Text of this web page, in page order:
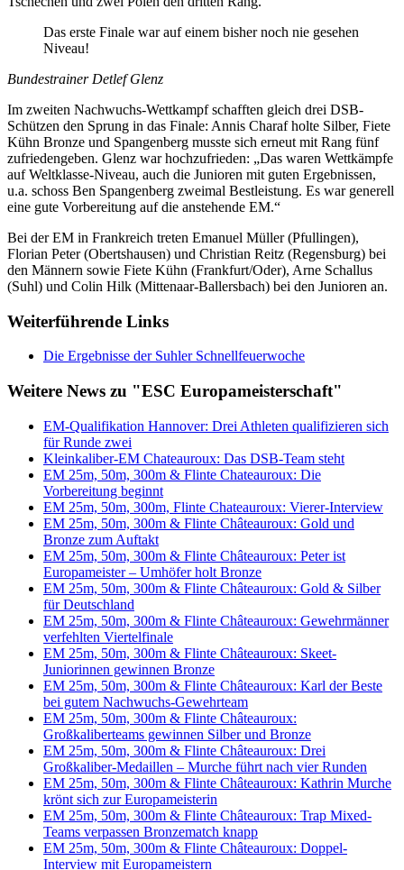
Das erste Finale war auf einem bisher noch nie gesehen
Niveau!
Bundestrainer Detlef Glenz
Im zweiten Nachwuchs-Wettkampf schafften gleich drei DSB-
Schützen den Sprung in das Finale: Annis Charaf holte Silber, Fiete
Kühn Bronze und Spangenberg musste sich erneut mit Rang fünf
zufriedengeben. Glenz war hochzufrieden: „Das waren Wettkämpfe
auf Weltklasse-Niveau, auch die Junioren mit guten Ergebnissen,
u.a. schoss Ben Spangenberg zweimal Bestleistung. Es war generell
eine gute Vorbereitung auf die anstehende EM.“
Bei der EM in Frankreich treten Emanuel Müller (Pfullingen),
Florian Peter (Obertshausen) und Christian Reitz (Regensburg) bei
den Männern sowie Fiete Kühn (Frankfurt/Oder), Arne Schallus
(Suhl) und Colin Hilk (Mittenaar-Ballersbach) bei den Junioren an.
Weiterführende Links
Die Ergebnisse der Suhler Schnellfeuerwoche
Weitere News zu "ESC Europameisterschaft"
EM-Qualifikation Hannover: Drei Athleten qualifizieren sich
für Runde zwei
Kleinkaliber-EM Chateauroux: Das DSB-Team steht
EM 25m, 50m, 300m & Flinte Chateauroux: Die
Vorbereitung beginnt
EM 25m, 50m, 300m, Flinte Chateauroux: Vierer-Interview
EM 25m, 50m, 300m & Flinte Châteauroux: Gold und
Bronze zum Auftakt
EM 25m, 50m, 300m & Flinte Châteauroux: Peter ist
Europameister – Umhöfer holt Bronze
EM 25m, 50m, 300m & Flinte Châteauroux: Gold & Silber
für Deutschland
EM 25m, 50m, 300m & Flinte Châteauroux: Gewehrmänner
verfehlten Viertelfinale
EM 25m, 50m, 300m & Flinte Châteauroux: Skeet-
Juniorinnen gewinnen Bronze
EM 25m, 50m, 300m & Flinte Châteauroux: Karl der Beste
bei gutem Nachwuchs-Gewehrteam
EM 25m, 50m, 300m & Flinte Châteauroux:
Großkaliberteams gewinnen Silber und Bronze
EM 25m, 50m, 300m & Flinte Châteauroux: Drei
Großkaliber-Medaillen – Murche führt nach vier Runden
EM 25m, 50m, 300m & Flinte Châteauroux: Kathrin Murche
krönt sich zur Europameisterin
EM 25m, 50m, 300m & Flinte Châteauroux: Trap Mixed-
Teams verpassen Bronzematch knapp
EM 25m, 50m, 300m & Flinte Châteauroux: Doppel-
Interview mit Europameistern